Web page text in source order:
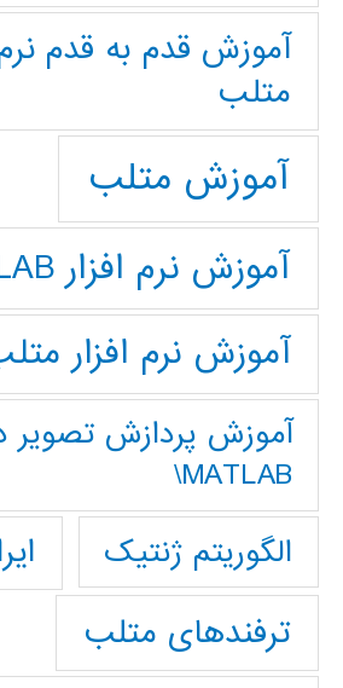
آموزش قدم به قدم نرم
متلب
آموزش متلب
آموزش نرم افزار MATLAB
آموزش نرم افزار
آموزش پردازش تصوير
MATLAB\
الگوریتم ژنتیک
ترفندهای متلب